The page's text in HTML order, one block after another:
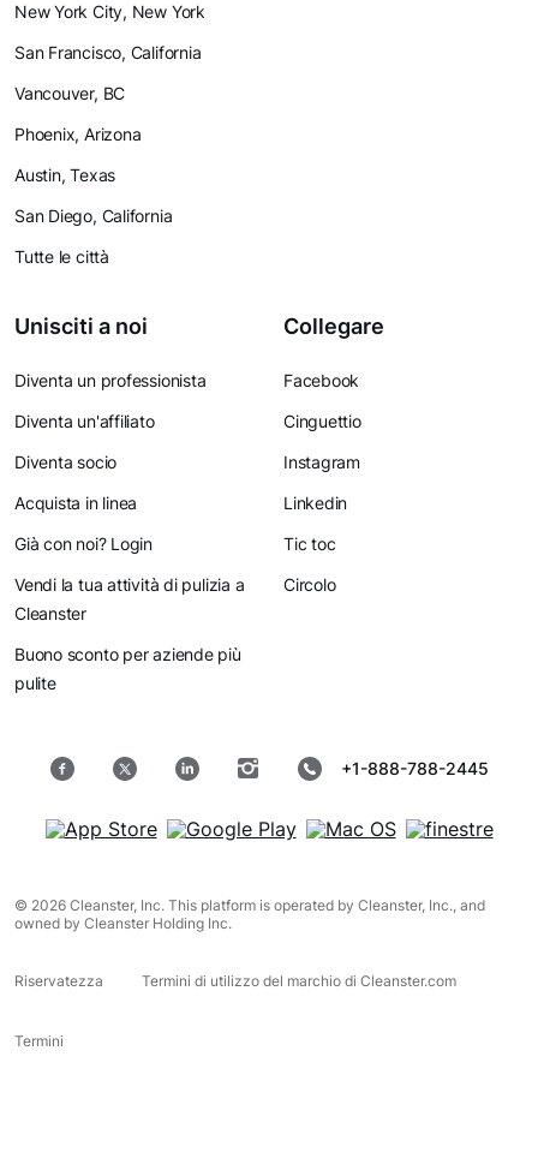
New York City, New York
San Francisco, California
Vancouver, BC
Phoenix, Arizona
Austin, Texas
San Diego, California
Tutte le città
Unisciti a noi
Diventa un professionista
Diventa un'affiliato
Diventa socio
Acquista in linea
Già con noi? Login
Vendi la tua attività di pulizia a
Cleanster
Buono sconto per aziende più
pulite
Collegare
Facebook
Cinguettio
Instagram
Linkedin
Tic toc
Circolo
+1-888-788-2445
© 2026 Cleanster, Inc. This platform is operated by Cleanster, Inc., and
owned by Cleanster Holding Inc.
Riservatezza Termini di utilizzo del marchio di Cleanster.com
Termini